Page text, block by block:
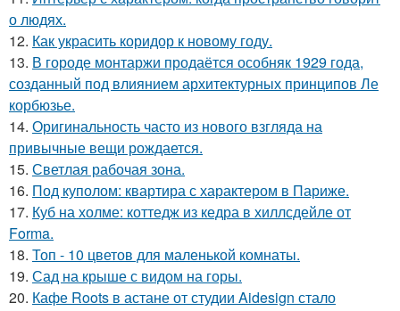
о людях.
12. Как украсить коридор к новому году.
13. В городе монтаржи продаётся особняк 1929 года,
созданный под влиянием архитектурных принципов Ле
корбюзье.
14. Оригинальность часто из нового взгляда на
привычные вещи рождается.
15. Светлая рабочая зона.
16. Под куполом: квартира с характером в Париже.
17. Куб на холме: коттедж из кедра в хиллсдейле от
Forma.
18. Топ - 10 цветов для маленькой комнаты.
19. Сад на крыше с видом на горы.
20. Кафе Roots в астане от студии Aidesign стало